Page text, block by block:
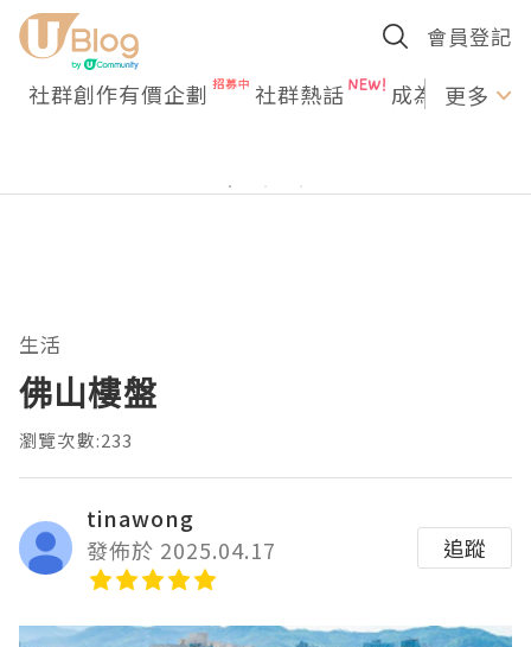
會員登記
社群創作有價企劃 社群熱話 成為U更多
生活
佛山樓盤
瀏覽次數:233
tinawong
發佈於 2025.04.17
追蹤